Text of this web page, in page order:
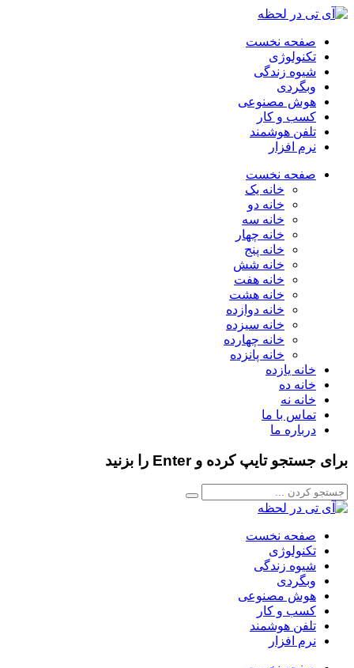
صفحه نخست
تکنولوژی
شیوه زندگی
وبگردی
هوش مصنوعی
کسب و کار
تلفن هوشمند
نرم افزار
صفحه نخست
خانه یک
خانه دو
خانه سه
خانه چهار
خانه پنج
خانه شش
خانه هفت
خانه هشت
خانه دوازده
خانه سیزده
خانه چهارده
خانه پانزده
خانه یازده
خانه ده
خانه نه
تماس با ما
درباره ما
برای جستجو تایپ کرده و Enter را بزنید
صفحه نخست
تکنولوژی
شیوه زندگی
وبگردی
هوش مصنوعی
کسب و کار
تلفن هوشمند
نرم افزار